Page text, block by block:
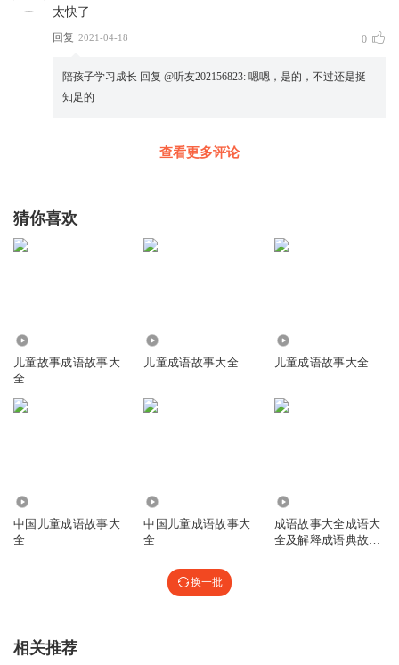
太快了
回复 2021-04-18 0
陪孩子学习成长 回复 @听友202156823: 嗯嗯，是的，不过还是挺
知足的
查看更多评论
猜你喜欢
儿童故事成语故事大
全
儿童成语故事大全 儿童成语故事大全
中国儿童成语故事大
全
中国儿童成语故事大
全
成语故事大全成语大
全及解释成语典故四
换一批
相关推荐